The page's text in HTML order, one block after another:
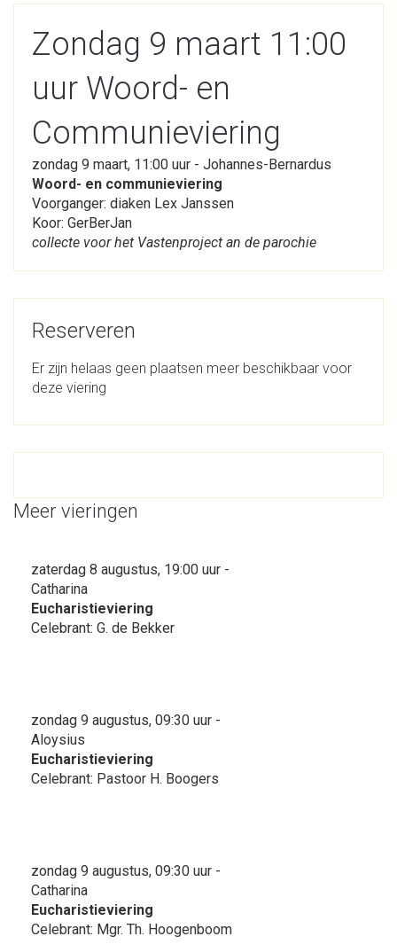
Zondag 9 maart 11:00
uur Woord- en
Communieviering
zondag 9 maart, 11:00 uur - Johannes-Bernardus
Woord- en communieviering
Voorganger: diaken Lex Janssen
Koor: GerBerJan
collecte voor het Vastenproject an de parochie
Reserveren
Er zijn helaas geen plaatsen meer beschikbaar voor
deze viering
Meer vieringen
zaterdag 8 augustus, 19:00 uur -
Catharina
Eucharistieviering
Celebrant: G. de Bekker
zondag 9 augustus, 09:30 uur -
Aloysius
Eucharistieviering
Celebrant: Pastoor H. Boogers
zondag 9 augustus, 09:30 uur -
Catharina
Eucharistieviering
Celebrant: Mgr. Th. Hoogenboom